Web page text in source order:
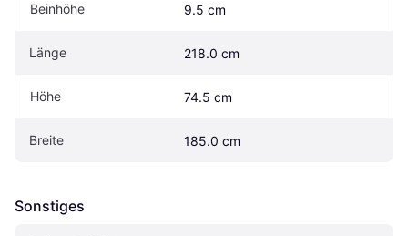
Beinhöhe 9.5 cm
Länge 218.0 cm
Höhe 74.5 cm
Breite 185.0 cm
Sonstiges